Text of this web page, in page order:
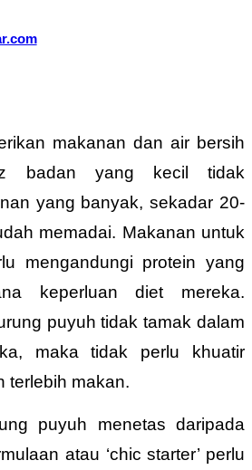
makanan dan air bersih
badan yang kecil tidak
yang banyak, sekadar 20-
memadai. Makanan untuk
mengandungi protein yang
keperluan diet mereka.
puyuh tidak tamak dalam
maka tidak perlu khuatir
terlebih makan.
puyuh menetas daripada
atau ‘chic starter’ perlu